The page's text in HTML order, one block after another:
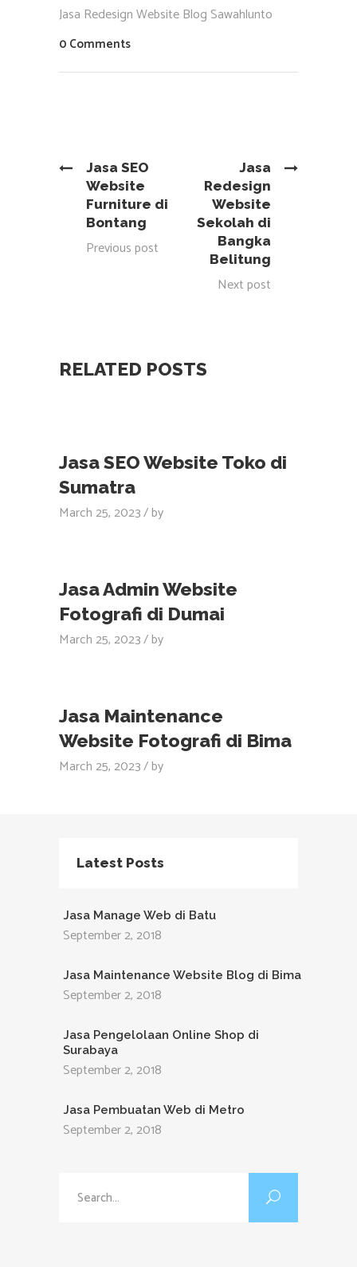
Jasa Redesign Website Blog Sawahlunto
0 Comments
Jasa SEO
Website
Furniture di
Bontang
Previous post
Jasa
Redesign
Website
Sekolah di
Bangka
Belitung
Next post
RELATED POSTS
Jasa SEO Website Toko di
Sumatra
March 25, 2023 by
Jasa Admin Website
Fotografi di Dumai
March 25, 2023 by
Jasa Maintenance
Website Fotografi di Bima
March 25, 2023 by
Latest Posts
Jasa Manage Web di Batu
September 2, 2018
Jasa Maintenance Website Blog di Bima
September 2, 2018
Jasa Pengelolaan Online Shop di
Surabaya
September 2, 2018
Jasa Pembuatan Web di Metro
September 2, 2018